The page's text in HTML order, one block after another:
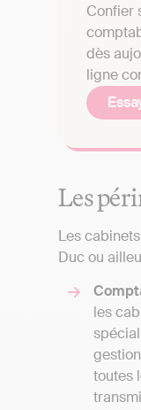
Confier
dès
ligne
Les
Les
Duc ou
les
toutes